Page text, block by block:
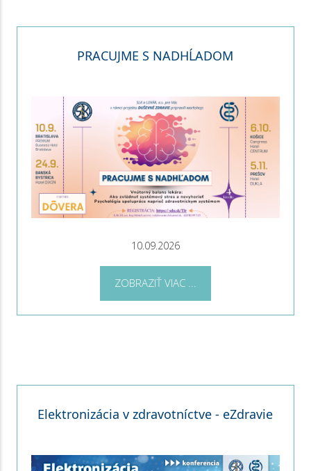
PRACUJME S NADHĹADOM
10.09.2026
ZOBRAZIŤ VIAC ...
Elektronizácia v zdravotníctve - eZdravie